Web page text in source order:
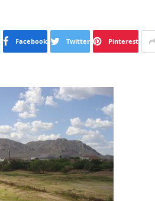
Facebook Twitter Pinterest